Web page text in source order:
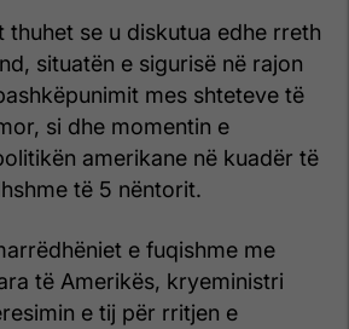
thuhet se u diskutua edhe rreth
situatën e sigurisë në rajon
mes shteteve të
si dhe momentin e
amerikane në kuadër të
të 5 nëntorit.
e fuqishme me
të Amerikës, kryeministri
e tij për rritjen e